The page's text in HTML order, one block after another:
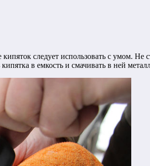
следует использовать с умом.
в емкость и смачивать в ней